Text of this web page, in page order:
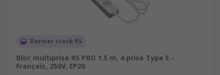
Dernier stock RS
Bloc multiprise RS PRO 1.5 m, 4 prise Type E -
Français, 250V, IP20